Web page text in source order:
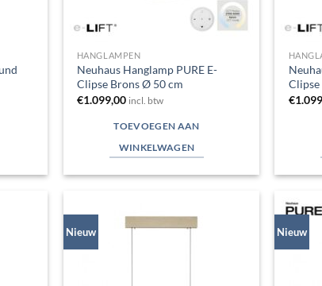
HANGLAMPEN
Neuhaus Hanglamp PURE E-
Clipse Brons Ø 50 cm
€1.099,00 incl. btw
TOEVOEGEN AAN
WINKELWAGEN
€
Nieuw Nieuw